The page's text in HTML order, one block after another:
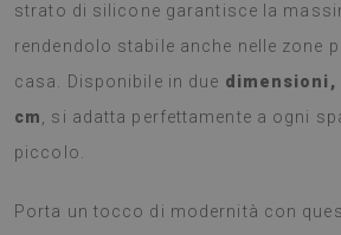
strato di silicone garantisce la
rendendolo stabile anche nelle zone
casa. Disponibile in due dimensioni,
cm
, si adatta perfettamente a ogni
piccolo.
Porta un tocco di modernità con